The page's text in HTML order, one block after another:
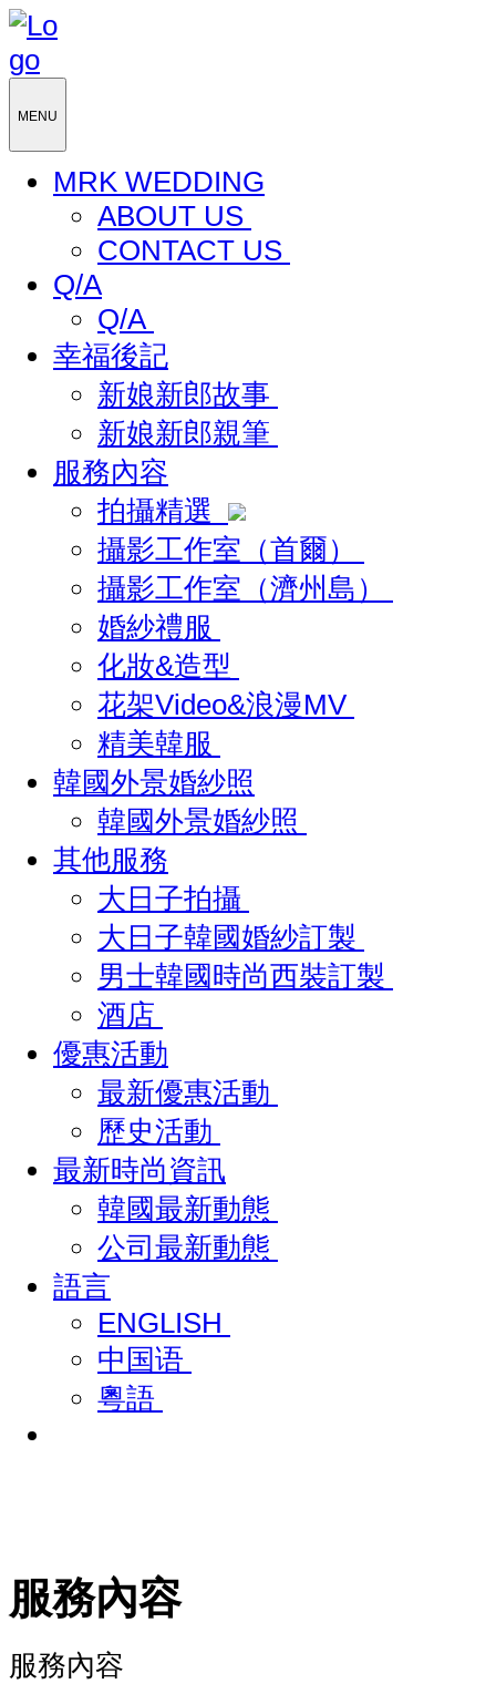
MENU
MRK WEDDING
ABOUT US
CONTACT US
Q/A
Q/A
幸福後記
新娘新郎故事
新娘新郎親筆
服務內容
拍攝精選
攝影工作室（首爾）
攝影工作室（濟州島）
婚紗禮服
化妝&造型
花架Video&浪漫MV
精美韓服
韓國外景婚紗照
韓國外景婚紗照
其他服務
大日子拍攝
大日子韓國婚紗訂製
男士韓國時尚西裝訂製
酒店
優惠活動
最新優惠活動
歷史活動
最新時尚資訊
韓國最新動態
公司最新動態
語言
ENGLISH
中国语
粵語
服務內容
服務內容